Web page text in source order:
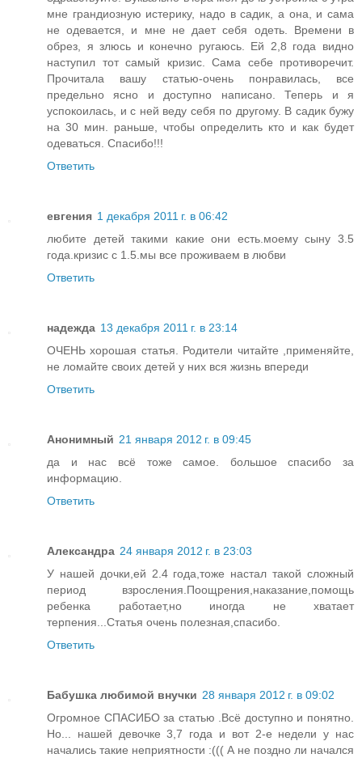
мне грандиозную истерику, надо в садик, а она, и сама
не одевается, и мне не дает себя одеть. Времени в
обрез, я злюсь и конечно ругаюсь. Ей 2,8 года видно
наступил тот самый кризис. Сама себе противоречит.
Прочитала вашу статью-очень понравилась, все
предельно ясно и доступно написано. Теперь и я
успокоилась, и с ней веду себя по другому. В садик бужу
на 30 мин. раньше, чтобы определить кто и как будет
одеваться. Спасибо!!!
Ответить
евгения 1 декабря 2011 г. в 06:42
любите детей такими какие они есть.моему сыну 3.5
года.кризис с 1.5.мы все проживаем в любви
Ответить
надежда 13 декабря 2011 г. в 23:14
ОЧЕНЬ хорошая статья. Родители читайте ,применяйте,
не ломайте своих детей у них вся жизнь впереди
Ответить
Анонимный 21 января 2012 г. в 09:45
да и нас всё тоже самое. большое спасибо за
информацию.
Ответить
Александра 24 января 2012 г. в 23:03
У нашей дочки,ей 2.4 года,тоже настал такой сложный
период взросления.Поощрения,наказание,помощь
ребенка работает,но иногда не хватает
терпения...Статья очень полезная,спасибо.
Ответить
Бабушка любимой внучки 28 января 2012 г. в 09:02
Огромное СПАСИБО за статью .Всё доступно и понятно.
Но... нашей девочке 3,7 года и вот 2-е недели у нас
начались такие неприятности :((( А не поздно ли начался